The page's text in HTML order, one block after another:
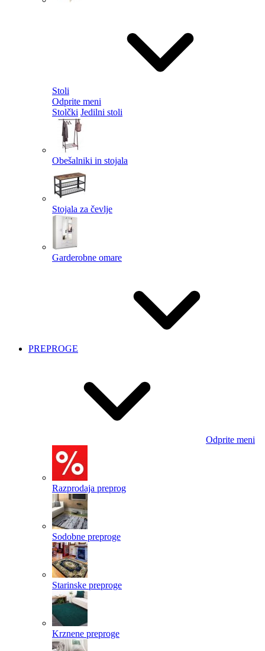
Stoli
Odprite meni
Stolčki Jedilni stoli
Obešalniki in stojala
Stojala za čevlje
Garderobne omare
PREPROGE
Odprite meni
Razprodaja preprog
Sodobne preproge
Starinske preproge
Krznene preproge